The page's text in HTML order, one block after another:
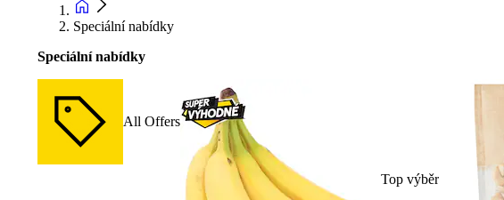
Speciální nabídky
Speciální nabídky
All Offers
Top výběr